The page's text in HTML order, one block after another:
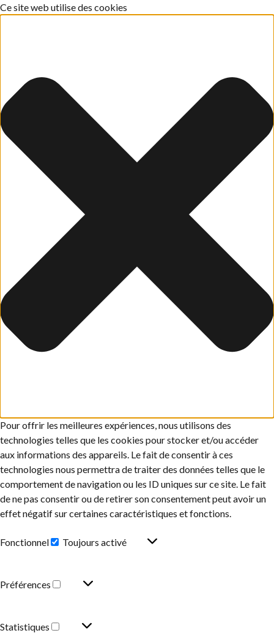
Ce site web utilise des cookies
Pour offrir les meilleures expériences, nous utilisons des
technologies telles que les cookies pour stocker et/ou accéder
aux informations des appareils. Le fait de consentir à ces
technologies nous permettra de traiter des données telles que le
comportement de navigation ou les ID uniques sur ce site. Le fait
de ne pas consentir ou de retirer son consentement peut avoir un
effet négatif sur certaines caractéristiques et fonctions.
Fonctionnel Toujours activé
Préférences
Statistiques